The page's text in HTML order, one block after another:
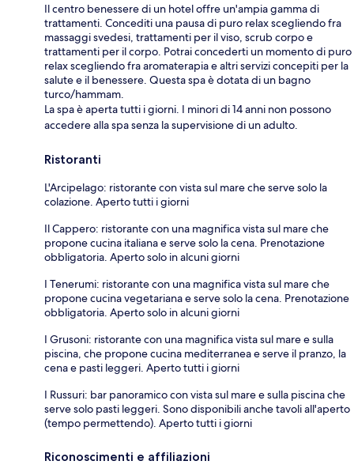
Il centro benessere di un hotel offre un'ampia gamma di
trattamenti. Concediti una pausa di puro relax scegliendo fra
massaggi svedesi, trattamenti per il viso, scrub corpo e
trattamenti per il corpo. Potrai concederti un momento di puro
relax scegliendo fra aromaterapia e altri servizi concepiti per la
salute e il benessere. Questa spa è dotata di un bagno
turco/hammam.
La spa è aperta tutti i giorni. I minori di 14 anni non possono
accedere alla spa senza la supervisione di un adulto.
Ristoranti
L'Arcipelago: ristorante con vista sul mare che serve solo la
colazione. Aperto tutti i giorni
Il Cappero: ristorante con una magnifica vista sul mare che
propone cucina italiana e serve solo la cena. Prenotazione
obbligatoria. Aperto solo in alcuni giorni
I Tenerumi: ristorante con una magnifica vista sul mare che
propone cucina vegetariana e serve solo la cena. Prenotazione
obbligatoria. Aperto solo in alcuni giorni
I Grusoni: ristorante con una magnifica vista sul mare e sulla
piscina, che propone cucina mediterranea e serve il pranzo, la
cena e pasti leggeri. Aperto tutti i giorni
I Russuri: bar panoramico con vista sul mare e sulla piscina che
serve solo pasti leggeri. Sono disponibili anche tavoli all'aperto
(tempo permettendo). Aperto tutti i giorni
Riconoscimenti e affiliazioni